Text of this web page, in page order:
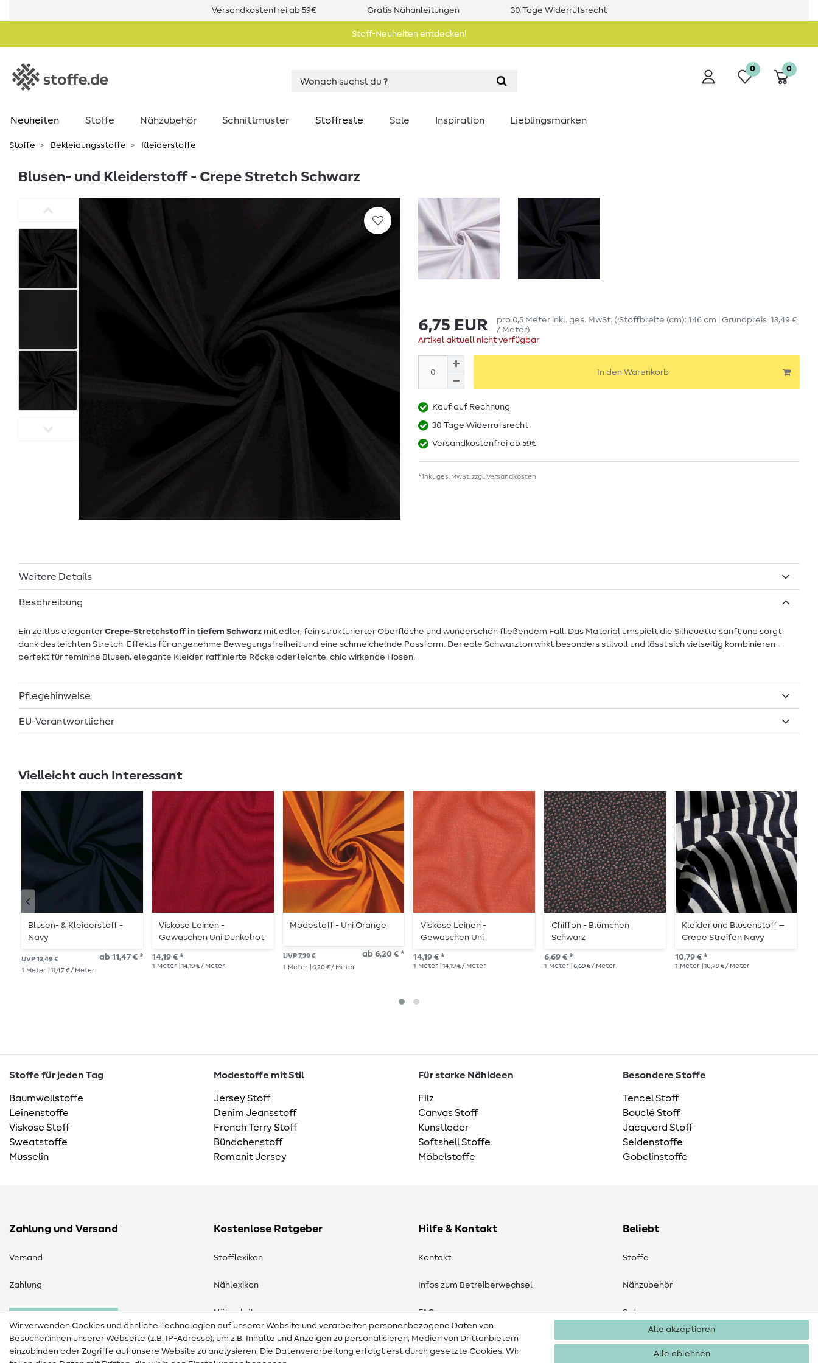
Versandkostenfrei ab 59€ Gratis Nähanleitungen 30 Tage Widerrufsrecht
Stoff-Neuheiten entdecken!
0 0
Neuheiten Stoffe Nähzubehör Schnittmuster Stoffreste Sale Inspiration Lieblingsmarken
Stoffe Bekleidungsstoffe Kleiderstoffe
Blusen- und Kleiderstoff - Crepe Stretch Schwarz
6,75 EUR pro 0,5 Meter inkl. ges. MwSt. ( Stoffbreite (cm): 146 cm | Grundpreis 13,49 €
/ Meter)
Artikel aktuell nicht verfügbar
In den Warenkorb
Kauf auf Rechnung
30 Tage Widerrufsrecht
Versandkostenfrei ab 59€
* inkl. ges. MwSt. zzgl.Versandkosten
Weitere Details
Beschreibung
Ein zeitlos eleganter Crepe-Stretchstoff in tiefem Schwarz mit edler, fein strukturierter Oberfläche und wunderschön fließendem Fall. Das Material umspielt die Silhouette sanft und sorgt
dank des leichten Stretch-Effekts für angenehme Bewegungsfreiheit und eine schmeichelnde Passform. Der edle Schwarzton wirkt besonders stilvoll und lässt sich vielseitig kombinieren –
perfekt für feminine Blusen, elegante Kleider, raffinierte Röcke oder leichte, chic wirkende Hosen.
Pflegehinweise
EU-Verantwortlicher
Vielleicht auch Interessant
Blusen- & Kleiderstoff -
Navy
UVP 13,49 € ab 11,47 € *
1 Meter | 11,47 € / Meter
Viskose Leinen -
Gewaschen Uni Dunkelrot
14,19 € *
1 Meter | 14,19 € / Meter
Modestoff - Uni Orange
UVP 7,29 € ab 6,20 € *
1 Meter | 6,20 € / Meter
Viskose Leinen -
Gewaschen Uni
Terracotta
14,19 € *
1 Meter | 14,19 € / Meter
Chiffon - Blümchen
Schwarz
6,69 € *
1 Meter | 6,69 € / Meter
Kleider und Blusenstoff –
Crepe Streifen Navy
10,79 € *
1 Meter | 10,79 € / Meter
Stoffe für jeden Tag
Baumwollstoffe
Leinenstoffe
Viskose Stoff
Sweatstoffe
Musselin
Modestoffe mit Stil
Jersey Stoff
Denim Jeansstoff
French Terry Stoff
Bündchenstoff
Romanit Jersey
Für starke Nähideen
Filz
Canvas Stoff
Kunstleder
Softshell Stoffe
Möbelstoffe
Besondere Stoffe
Tencel Stoff
Bouclé Stoff
Jacquard Stoff
Seidenstoffe
Gobelinstoffe
Zahlung und Versand
Versand
Zahlung
Kostenlose Ratgeber
Stofflexikon
Nählexikon
Nähanleitungen
Hilfe & Kontakt
Kontakt
Infos zum Betreiberwechsel
FAQ
Widerrufsrecht
Beliebt
Stoffe
Nähzubehör
Sale
Schnittmuster
Wir verwenden Cookies und ähnliche Technologien auf unserer Website und verarbeiten personenbezogene Daten von
Besucher:innen unserer Webseite (z.B. IP-Adresse), um z.B. Inhalte und Anzeigen zu personalisieren, Medien von Drittanbietern
einzubinden oder Zugriffe auf unsere Website zu analysieren. Die Datenverarbeitung erfolgt erst durch gesetzte Cookies. Wir
Alle akzeptieren
Alle ablehnen